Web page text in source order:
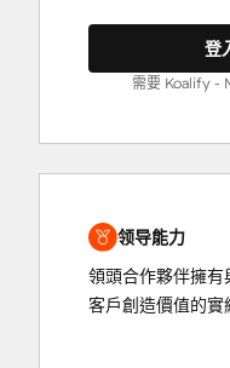
登
需要 Koalify -
领导能力
領頭合作夥伴擁
客戶創造價值的實